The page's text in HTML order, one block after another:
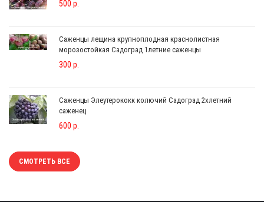
500 р.
Саженцы лещина крупноплодная краснолистная
морозостойкая Садоград 1летние саженцы
300 р.
Саженцы Элеутерококк колючий Садоград 2хлетний
саженец
600 р.
СМОТРЕТЬ ВСЕ